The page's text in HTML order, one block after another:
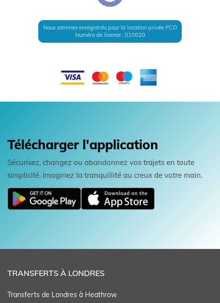
Nous sommes enregistrés pour la location privée PCO
Numéro de licence : 010020
Télécharger l'application
Sécurisez, changez ou abandonnez vos trajets en toute
simplicité. Imaginez la tranquillité au creux de votre main.
TRANSFERTS À LONDRES
Transferts de Londres à Heathrow